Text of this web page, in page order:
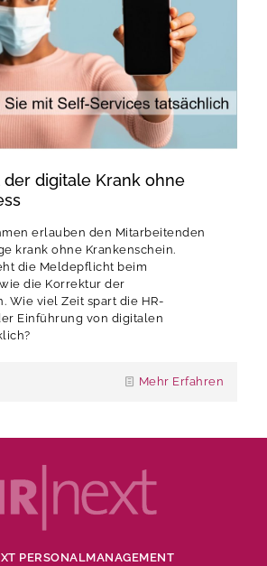
der digitale Krank ohne
erlauben den Mitarbeitenden
krank ohne Krankenschein.
die Meldepflicht beim
die Korrektur der
Wie viel Zeit spart die HR-
Einführung von digitalen
Mehr Erfahren
PERSONALMANAGEMENT